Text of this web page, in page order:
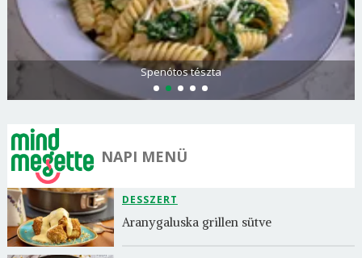
Spenótos tészta
NAPI MENÜ
DESSZERT
Aranygaluska grillen sütve